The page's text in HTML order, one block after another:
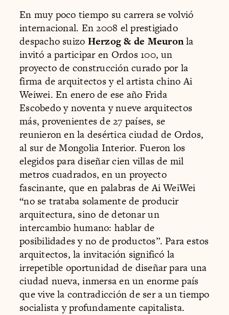
En muy poco tiempo su carrera se volvió
internacional. En 2008 el prestigiado
despacho suizo Herzog & de Meuronla
invitó a participar en Ordos 100, un
proyecto de construcción curado por la
firma de arquitectos y el artista chino Ai
Weiwei. En enero de ese año Frida
Escobedo y noventa y nueve arquitectos
más, provenientes de 27 países, se
reunieron en la desértica ciudad de Ordos,
al sur de Mongolia Interior. Fueron los
elegidos para diseñar cien villas de mil
metros cuadrados, en un proyecto
fascinante, que en palabras de Ai WeiWei
“no se trataba solamente de producir
arquitectura, sino de detonar un
intercambio humano: hablar de
posibilidades y no de productos”. Para estos
arquitectos, la invitación significó la
irrepetible oportunidad de diseñar para una
ciudad nueva, inmersa en un enorme país
que vive la contradicción de ser a un tiempo
socialista y profundamente capitalista.